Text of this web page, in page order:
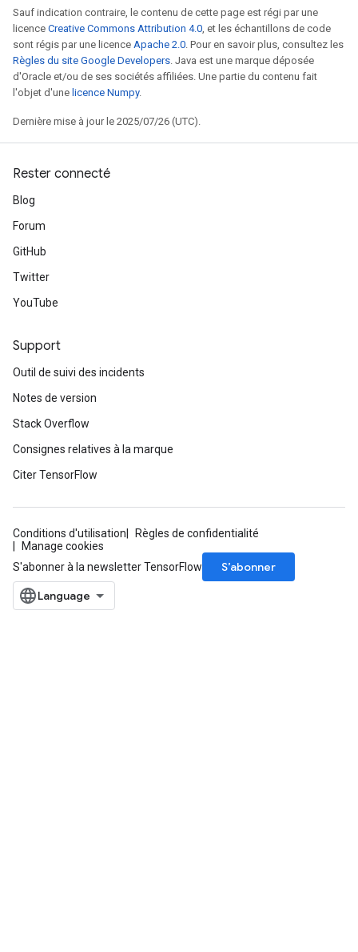
Sauf indication contraire, le contenu de cette page est régi par une
licence Creative Commons Attribution 4.0, et les échantillons de code
sont régis par une licence Apache 2.0. Pour en savoir plus, consultez les
Règles du site Google Developers. Java est une marque déposée
d'Oracle et/ou de ses sociétés affiliées. Une partie du contenu fait
l'objet d'une licence Numpy.
Dernière mise à jour le 2025/07/26 (UTC).
Rester connecté
Blog
Forum
GitHub
Twitter
YouTube
Support
Outil de suivi des incidents
Notes de version
Stack Overflow
Consignes relatives à la marque
Citer TensorFlow
Conditions d'utilisation
Règles de confidentialité
Manage cookies
S'abonner à la newsletter TensorFlow
S’abonner